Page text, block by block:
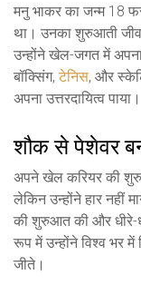
मनु भाकर का जन्म 18
था। उनका शुरुआती
उन्होंने खेल-जगत में
बॉक्सिंग,टेनिस, और
अपना उत्तरदायित्व पाया।
शौक से पेशेवर
अपने खेल करियर की
लेकिन उन्होंने हार नहीं
की शुरुआत की और धीरे-
रूप में उन्होंने विश्व भर में
जीते।